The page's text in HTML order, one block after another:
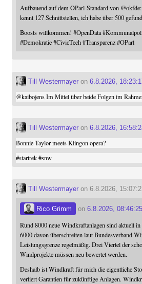
Aufbauend auf dem OParl-Standard von @okfde
kennt 127 Schnittstellen, ich habe über 500
Boosts willkommen! #OpenData #
#Demokratie #CivicTech #Transparenz #OParl
Till Westermayeron 6.8.2026,
@kaibojensIm Mittel über beide Folgen im
Till Westermayeron 6.8.2026,
Bonnie Taylor meets Klingon opera?
#startrek #snw
Till Westermayeron 6.8.2026,
Rico Grimm on 6.8.2026, 08:46:25
Rund 8000 neue Windkraftanlagen sind aktuell
6000 davon überschreiten laut Bundesverband
Leistungsgrenze regelmäßig. Drei Viertel der
Windprojekte müssen neu bewertet werden.
Deshalb ist Windkraft für mich die eigentliche
verliert Garantien für zukünftige Anlagen.